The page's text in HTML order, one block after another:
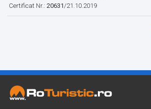
Certificat Nr.: 20631 /21.10.2019